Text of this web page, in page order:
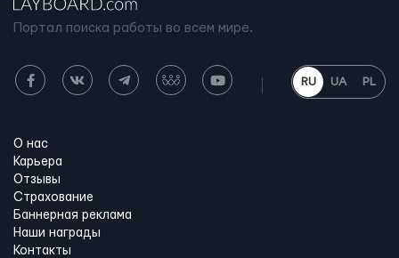
Портал поиска работы во всем мире.
RU UA PL
О нас
Карьера
Отзывы
Страхование
Баннерная реклама
Наши награды
Контакты